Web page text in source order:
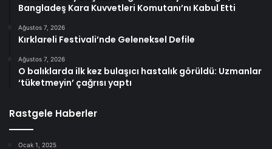
Bangladeş Kara Kuvvetleri Komutanı’nı Kabul Etti
Ağustos 7, 2026
Kırklareli Festivali’nde Geleneksel Defile
Ağustos 7, 2026
O balıklarda ilk kez bulaşıcı hastalık görüldü: Uzmanlar
‘tüketmeyin’ çağrısı yaptı
Rastgele Haberler
Ocak 1, 2025